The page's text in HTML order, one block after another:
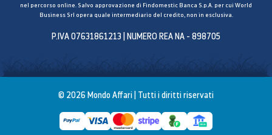
nel percorso online. Salvo approvazione di Findomestic Banca S.p.A. per cui World
Business Srl opera quale intermediario del credito, non in esclusiva.
P.IVA 07631861213 | NUMERO REA NA - 898705
© 2026 Mondo Affari | Tutti i diritti riservati